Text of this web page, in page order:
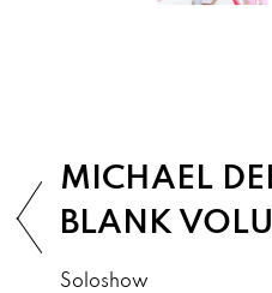
MICHAEL
BLANK
Soloshow